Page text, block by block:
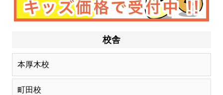
校舎
本厚木校
町田校